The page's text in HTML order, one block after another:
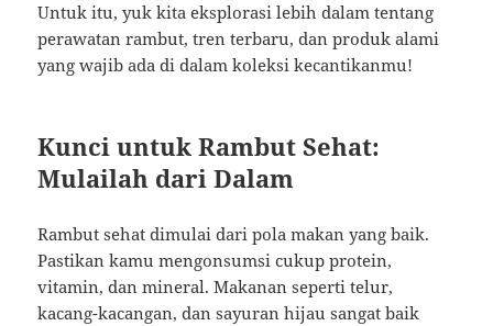
Untuk itu, yuk kita eksplorasi lebih dalam tentang
perawatan rambut, tren terbaru, dan produk alami
yang wajib ada di dalam koleksi kecantikanmu!
Kunci untuk Rambut Sehat:
Mulailah dari Dalam
Rambut sehat dimulai dari pola makan yang baik.
Pastikan kamu mengonsumsi cukup protein,
vitamin, dan mineral. Makanan seperti telur,
kacang-kacangan, dan sayuran hijau sangat baik